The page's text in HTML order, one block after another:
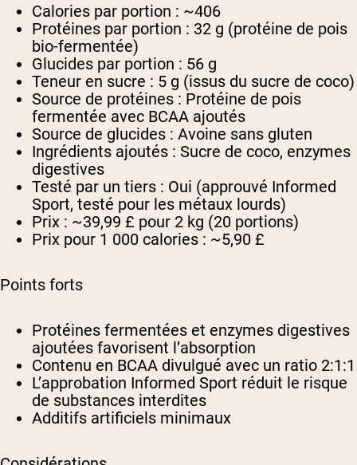
Calories par portion : ~406
Protéines par portion : 32 g (protéine de pois
bio-fermentée)
Glucides par portion : 56 g
Teneur en sucre : 5 g (issus du sucre de coco)
Source de protéines : Protéine de pois
fermentée avec BCAA ajoutés
Source de glucides : Avoine sans gluten
Ingrédients ajoutés : Sucre de coco, enzymes
digestives
Testé par un tiers : Oui (approuvé Informed
Sport, testé pour les métaux lourds)
Prix : ~39,99 £ pour 2 kg (20 portions)
Prix pour 1 000 calories : ~5,90 £
Points forts
Protéines fermentées et enzymes digestives
ajoutées favorisent l’absorption
Contenu en BCAA divulgué avec un ratio 2:1:1
L’approbation Informed Sport réduit le risque
de substances interdites
Additifs artificiels minimaux